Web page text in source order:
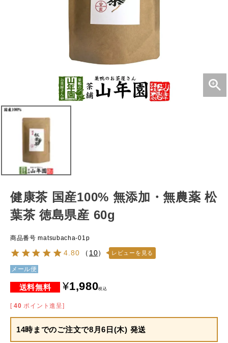
健康茶 国産100% 無添加・無農薬 松
葉茶 徳島県産 60g
商品番号 matsubacha-01p
4.80 （ 10） レビューを見る
メール便
¥1,980税込
[ 40 ポイント進呈]
14時までのご注文で8月6日(木) 発送